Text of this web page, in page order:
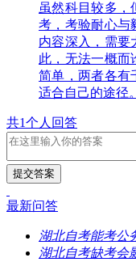
虽然科目较多，
考，考验耐心与
内容深入，需要
此，无法一概而
简单，两者各有
适合自己的途径。
共1个人回答
提交答案
最新问答
湖北自考能考公
湖北自考缺考会